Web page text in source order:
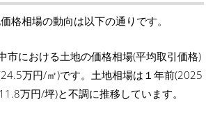
格相場の動向は以下の通りです。
市における土地の価格相場(平均取引価格)
万円/㎡)です。土地相場は１年前(2025
万円/坪)と不調に推移しています。